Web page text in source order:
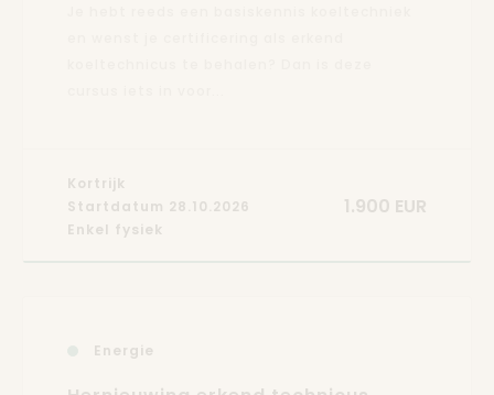
Kortrijk
Startdatum 28.10.2026
Enkel fysiek
1.900 EUR
Energie